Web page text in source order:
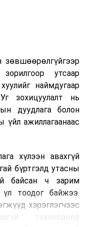
наас оюутнуудыг
ажиллагааны
ны өдрүүдэд
бусад аливаа
болно.
зөвшөөрөлгүйгээр
утсаар
наймдугаар
зохицуулалт нь
дуудлага болон
үйл ажиллагаанаас
хүлээн авахгүй
бүртгэлд утасны
байсан ч зарим
тоодог байжээ.
хэрэглэгчээс
тохиолдолд